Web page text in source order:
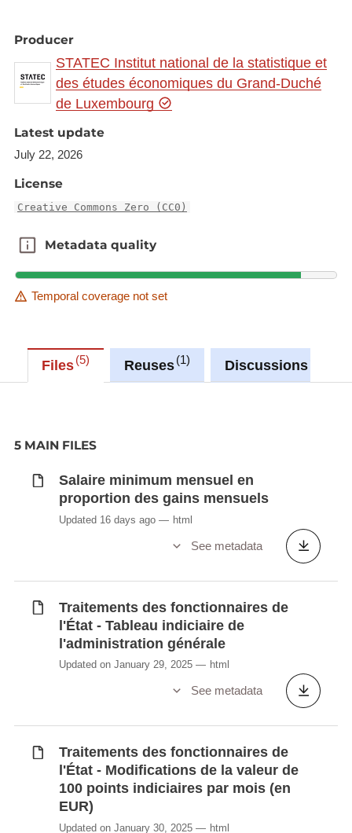
générale
Synchronisé automatiquement depuis la
données LUSTAT
Producer
STATEC Institut national de la statistique et
des études économiques du Grand-Duché
de Luxembourg
Latest update
July 22, 2026
License
Creative Commons Zero (CC0)
Metadata quality
Metadata quality
Temporal coverage not set
Files 5 Reuses 1 Discussions
5 MAIN FILES
Salaire minimum mensuel en
proportion des gains mensuels
Updated 16 days ago html
See metadata
Traitements des fonctionnaires de
l'État - Tableau indiciaire de
l'administration générale
Updated on January 29, 2025 html
See metadata
Traitements des fonctionnaires de
l'État - Modifications de la valeur de
100 points indiciaires par mois (en
EUR)
Updated on January 30, 2025 html